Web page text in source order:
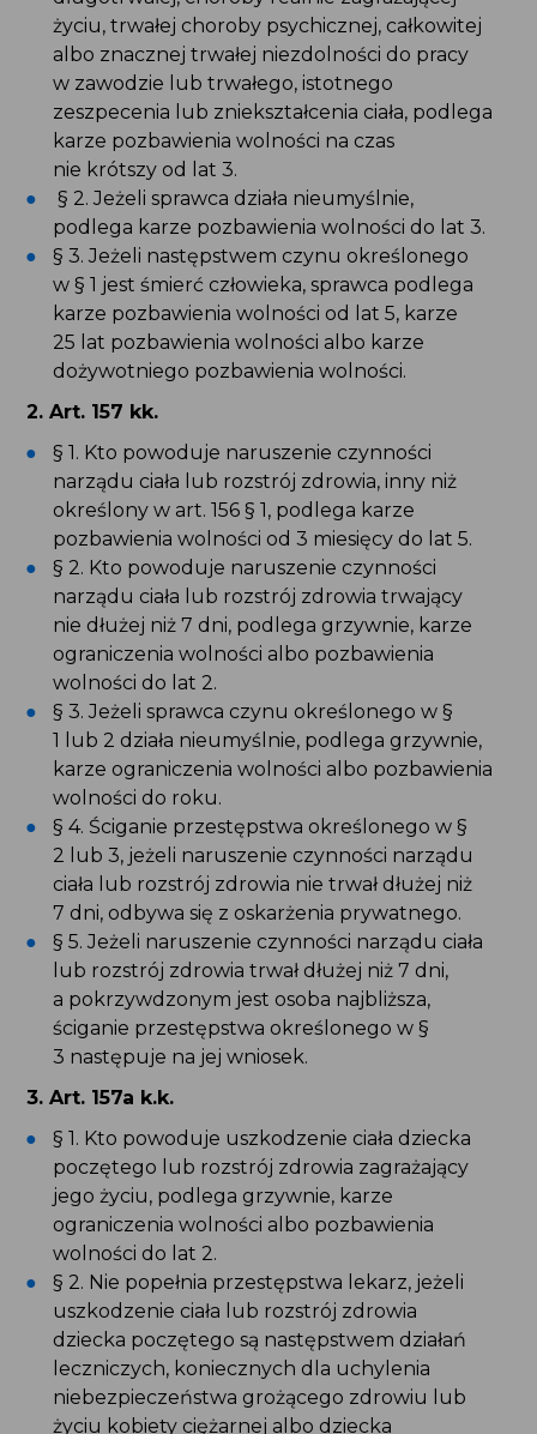
karze pozbawienia wolności na czas nie krótszy
od lat 3.
§ 2. Jeżeli sprawca działa nieumyślnie, podlega
karze pozbawienia wolności do lat 3.
§ 3. Jeżeli następstwem czynu określonego w §
1 jest śmierć człowieka, sprawca podlega karze
pozbawienia wolności od lat 5, karze 25 lat
pozbawienia wolności albo karze dożywotniego
pozbawienia wolności.
2. Art. 157 kk.
§ 1. Kto powoduje naruszenie czynności
narządu ciała lub rozstrój zdrowia, inny niż
określony w art. 156 § 1, podlega karze
pozbawienia wolności od 3 miesięcy do lat 5.
narządu ciała lub rozstrój zdrowia trwający
nie dłużej niż 7 dni, podlega grzywnie, karze
ograniczenia wolności albo pozbawienia
wolności do lat 2.
§ 3. Jeżeli sprawca czynu określonego w § 1 lub
2 działa nieumyślnie, podlega grzywnie, karze
ograniczenia wolności albo pozbawienia
wolności do roku.
§ 4. Ściganie przestępstwa określonego w §
2 lub 3, jeżeli naruszenie czynności narządu
ciała lub rozstrój zdrowia nie trwał dłużej niż
7 dni, odbywa się z oskarżenia prywatnego.
§ 5. Jeżeli naruszenie czynności narządu ciała
lub rozstrój zdrowia trwał dłużej niż 7 dni,
a pokrzywdzonym jest osoba najbliższa,
ściganie przestępstwa określonego w §
3 następuje na jej wniosek.
3. Art. 157a k.k.
§ 1. Kto powoduje uszkodzenie ciała dziecka
poczętego lub rozstrój zdrowia zagrażający
jego życiu, podlega grzywnie, karze
ograniczenia wolności albo pozbawienia
§ 2. Nie popełnia przestępstwa lekarz, jeżeli
uszkodzenie ciała lub rozstrój zdrowia dziecka
poczętego są następstwem działań leczniczych,
koniecznych dla uchylenia niebezpieczeństwa
grożącego zdrowiu lub życiu kobiety ciężarnej
albo dziecka poczętego.
§ 3. Nie podlega karze matka dziecka
poczętego, która dopuszcza się czynu
określonego w § 1.
Zawiadomienie o popełnieniu przestępstwa